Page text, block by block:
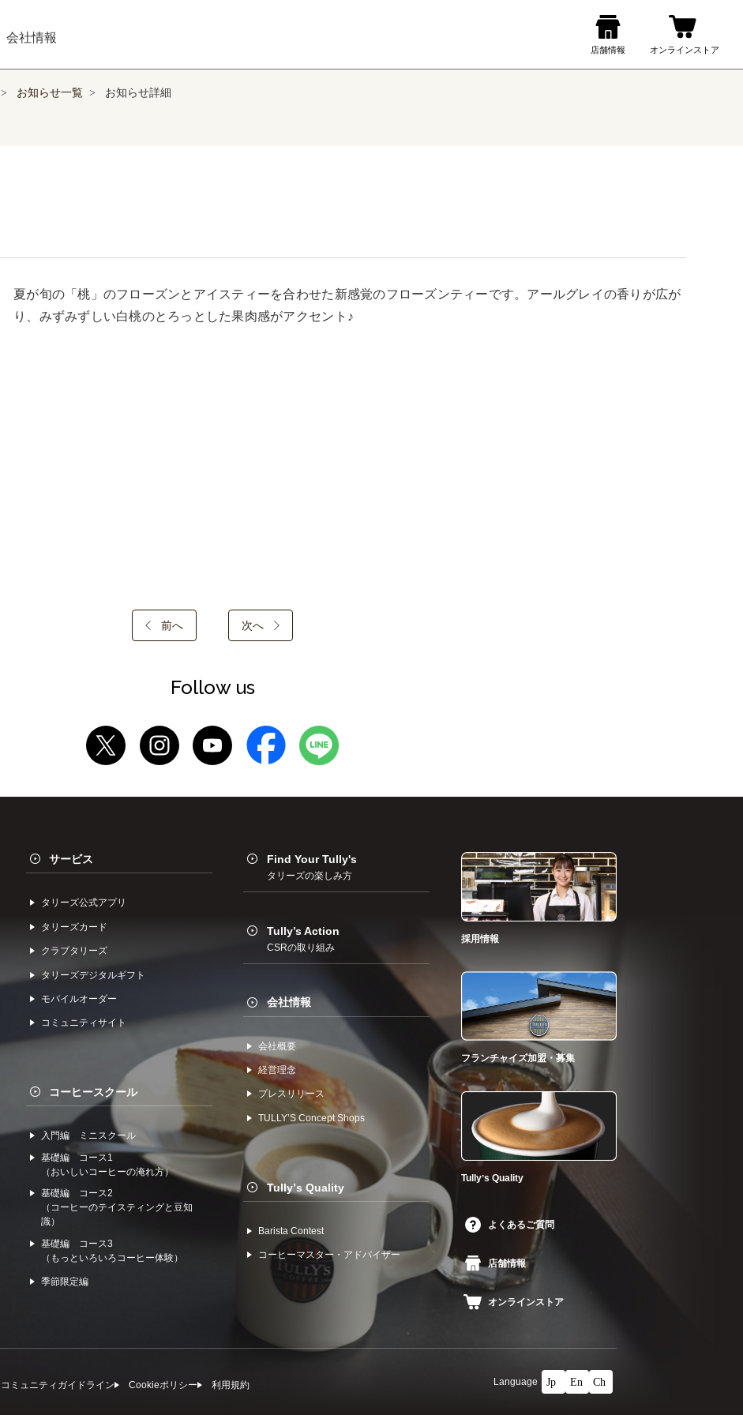
会社情報
> お知らせ一覧 > お知らせ詳細
夏が旬の「桃」のフローズンとアイスティーを合わせた新感覚のフローズンティーです。アールグレイの香りが広が
り、みずみずしい白桃のとろっとした果肉感がアクセント♪
前へ 次へ
Follow us
サービス
タリーズ公式アプリ
タリーズカード
クラブタリーズ
タリーズデジタルギフト
モバイルオーダー
コミュニティサイト
コーヒースクール
入門編 ミニスクール
基礎編 コース1
（おいしいコーヒーの淹れ方）
基礎編 コース2
（コーヒーのテイスティングと豆知
識）
基礎編 コース3
（もっといろいろコーヒー体験）
季節限定編
Find Your Tully's
タリーズの楽しみ方
Tully’s Action
CSRの取り組み
会社情報
会社概要
経営理念
プレスリリース
TULLYʼS Concept Shops
Tullyʼs Quality
Barista Contest
コーヒーマスター・アドバイザー
採用情報
フランチャイズ加盟・募集
Tullyʼs Quality
よくあるご質問
店舗情報
オンラインストア
コミュニティガイドライン Cookieポリシー 利⽤規約 Language